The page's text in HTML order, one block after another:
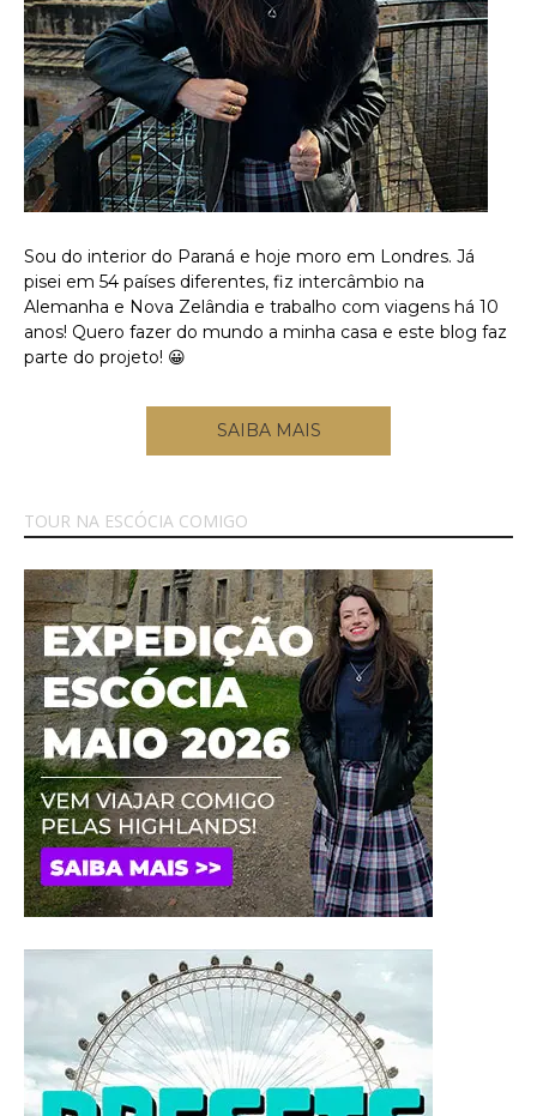
Sou do interior do Paraná e hoje moro em Londres. Já
pisei em 54 países diferentes, fiz intercâmbio na
Alemanha e Nova Zelândia e trabalho com viagens há 10
anos! Quero fazer do mundo a minha casa e este blog faz
parte do projeto! 😀
SAIBA MAIS
TOUR NA ESCÓCIA COMIGO